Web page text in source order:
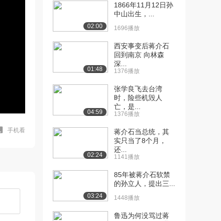
手机看
02:00
1866年11月12日孙
中山出生，...
1696播放
01:48
西安事变后蒋介石
回到南京 向林森
深...
1376播放
04:59
张学良飞去台湾
时，险些机毁人
亡，是...
1376播放
02:24
蒋介石当总统，其
实只当了8个月，
还...
1141播放
03:24
85年被蒋介石软禁
的孙立人，提出三...
1448播放
鲁迅为何没骂过蒋